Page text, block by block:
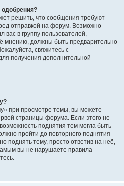
одобрения?
решить, что сообщения требуют
отправкой на форум. Возможно
вас в группу пользователей,
мнению, должны быть предварительно
свяжитесь с
получения дополнительной
при просмотре темы, вы можете
страницы форума. Если этого не
поднятия тем могла быть
пройти до повторного поднятия
поднять тему, просто ответив на неё,
вы не нарушаете правила